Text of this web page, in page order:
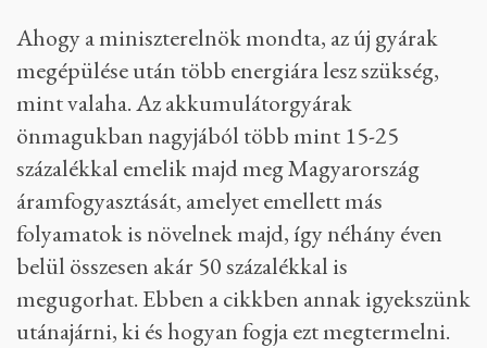
Ahogy a miniszterelnök mondta, az új gyárak
megépülése után több energiára lesz szükség,
mint valaha. Az akkumulátorgyárak
önmagukban nagyjából több mint 15-25
százalékkal emelik majd meg Magyarország
áramfogyasztását, amelyet emellett más
folyamatok is növelnek majd, így néhány éven
belül összesen akár 50 százalékkal is
megugorhat. Ebben a cikkben annak igyekszünk
utánajárni, ki és hogyan fogja ezt megtermelni.